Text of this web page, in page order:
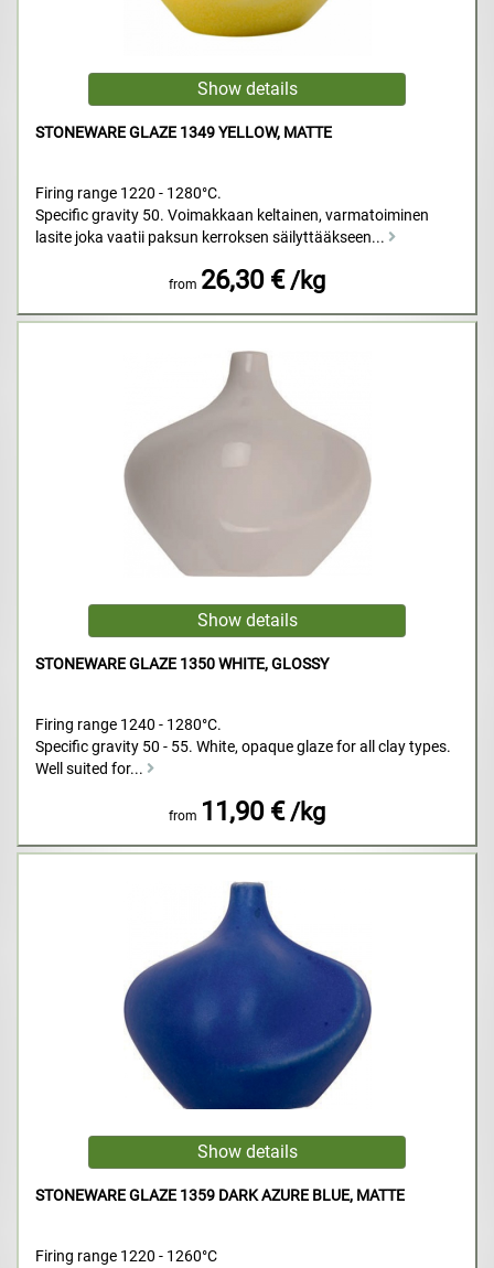
STONEWARE GLAZE 1349 YELLOW, MATTE
Firing range 1220 - 1280°C.
Specific gravity 50. Voimakkaan keltainen, varmatoiminen
lasite joka vaatii paksun kerroksen säilyttääkseen...
from 26,30 € /kg
STONEWARE GLAZE 1350 WHITE, GLOSSY
Firing range 1240 - 1280°C.
Specific gravity 50 - 55. White, opaque glaze for all clay types.
Well suited for...
from 11,90 € /kg
STONEWARE GLAZE 1359 DARK AZURE BLUE, MATTE
Firing range 1220 - 1260°C